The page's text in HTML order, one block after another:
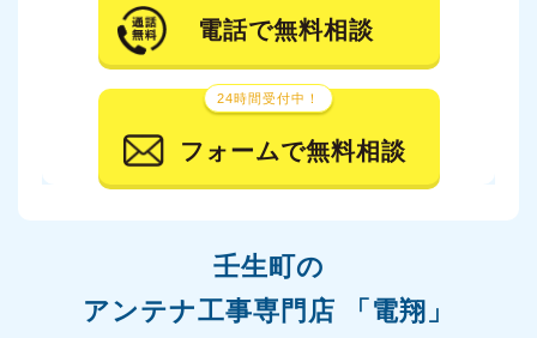
電話で無料相談
24時間受付中！
フォームで無料相談
壬生町の
アンテナ工事専門店 「電翔」